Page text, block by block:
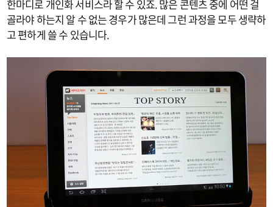
한마디로 개인화 서비스라 할 수 있죠. 많은 콘텐츠 중에 어떤 걸
골라야 하는지 알 수 없는 경우가 많은데 그런 과정을 모두 생략하
고 편하게 쓸 수 있습니다.